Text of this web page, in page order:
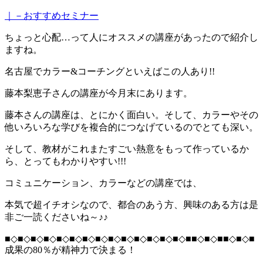
｜－おすすめセミナー
ちょっと心配…って人にオススメの講座があったので紹介し
ますね。
名古屋でカラー&コーチングといえばこの人あり!!
藤本梨恵子さんの講座が今月末にあります。
藤本さんの講座は、とにかく面白い。そして、カラーやその
他いろいろな学びを複合的につなげているのでとても深い。
そして、教材がこれまたすごい熱意をもって作っているか
ら、とってもわかりやすい!!!
コミュニケーション、カラーなどの講座では、
本気で超イチオシなので、都合のあう方、興味のある方は是
非ご一読くださいね～♪♪
■◇■◇■◇■◇■◇■◇■◇■◇■◇■◇■◇■◇■◇■◇■■◇■◇■■◇■◇■
成果の80％が精神力で決まる！